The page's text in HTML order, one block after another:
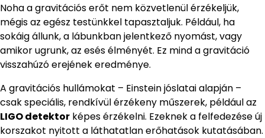
Noha a gravitációs erőt nem közvetlenül érzékeljük,
mégis az egész testünkkel tapasztaljuk. Például, ha
sokáig állunk, a lábunkban jelentkező nyomást, vagy
amikor ugrunk, az esés élményét. Ez mind a gravitáció
visszahúzó erejének eredménye.
A gravitációs hullámokat – Einstein jóslatai alapján –
csak speciális, rendkívül érzékeny műszerek, például az
LIGO detektor képes érzékelni. Ezeknek a felfedezése új
korszakot nyitott a láthatatlan erőhatások kutatásában.